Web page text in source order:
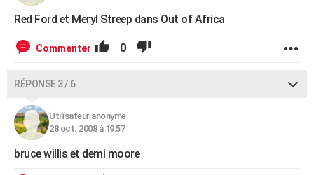
Red Ford et Meryl Streep dans Out of Africa
Commenter 0
RÉPONSE 3 / 6
Utilisateur anonyme
28 oct. 2008 à 19:57
bruce willis et demi moore